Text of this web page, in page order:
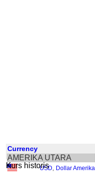
Currency
AMERIKA UTARA
USD Dollar Amerika
Kurs historis